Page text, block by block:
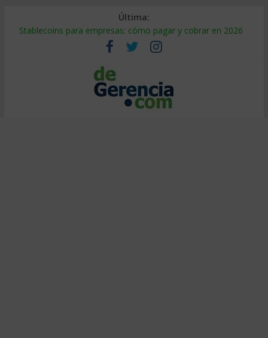
Última:
Stablecoins para empresas: cómo pagar y cobrar en 2026
Despido silencioso: qué es y por qué sale tan caro
IA en selección de personal: cómo auditarla a tiempo
Trabajo forzoso en la cadena de suministro: qué hacer
Mercado hispano de EE. UU.: cómo segmentarlo y venderle